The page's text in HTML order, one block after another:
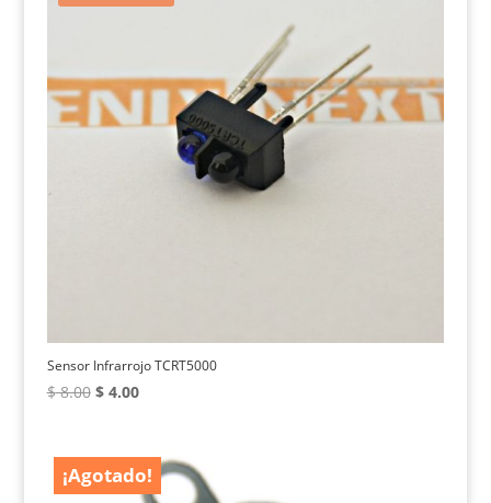
Sensor Infrarrojo TCRT5000
$8.00 El
era:
$ 8.00.
$4.00El
es:
$ 4.00.
¡Agotado!